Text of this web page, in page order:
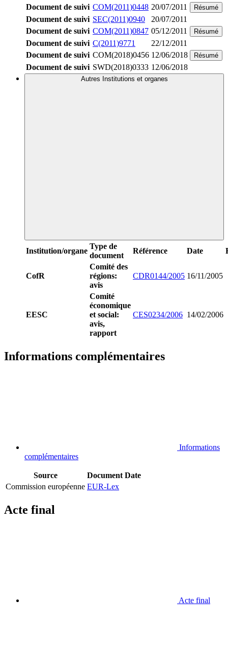
Document de suivi COM(2011)0448 20/07/2011 Résumé
Document de suivi SEC(2011)0940
20/07/2011
Document de suivi COM(2011)0847 05/12/2011 Résumé
Document de suivi C(2011)9771
22/12/2011
Document de suivi COM(2018)0456 12/06/2018 Résumé
Document de suivi SWD(2018)0333 12/06/2018
Autres Institutions et organes
Institution/organe
Type de
document
Référence Date
CofR
Comité des
régions:
avis
CDR0144/2005 16/11/2005
EESC
Comité
économique
et social:
avis,
rapport
CES0234/2006 14/02/2006
Informations complémentaires
Informations
complémentaires
Source Document Date
Commission européenne EUR-Lex
Acte final
Acte final